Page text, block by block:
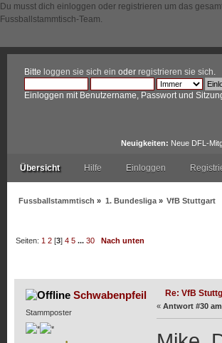
Du musst dich einloggen oder registrieren um das
Fussballstammtisch-Team.
Bitte loggen sie sich ein oder registrieren sie sich
Einloggen mit Benutzername, Passwort und
Neuigkeiten: Neue DFL-
Übersicht Hilfe Einloggen
Fussballstammtisch » 1. Bundesliga» VfB Stuttgart
Seiten: 1 2 [3]4 5 ...30 Nach unten
Schwabenpfeil
Stammposter
Re: VfB
« Antwort #30